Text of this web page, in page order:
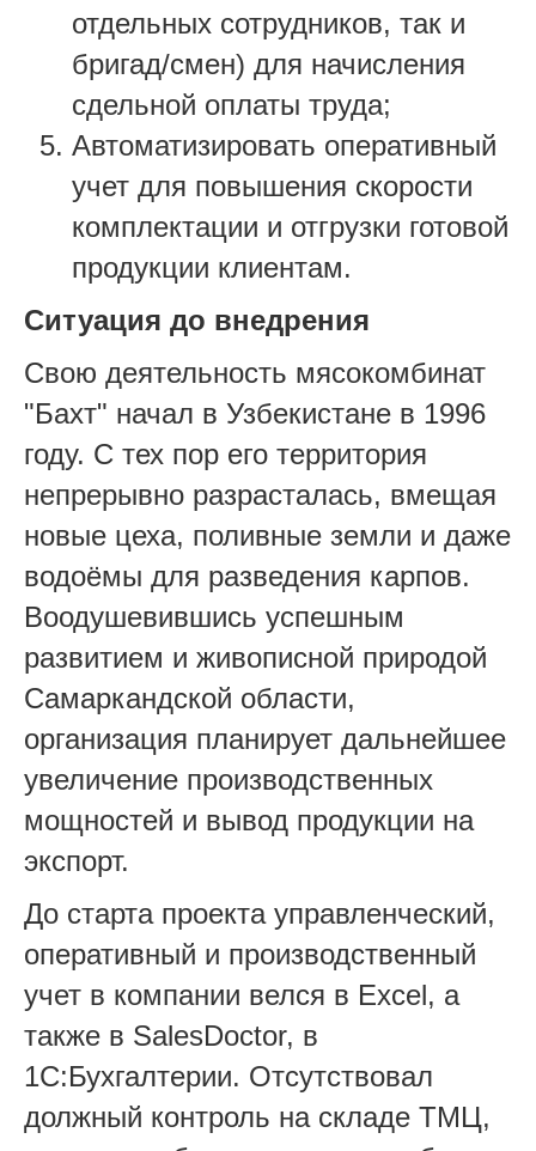
отдельных сотрудников, так и
бригад/смен) для начисления
сдельной оплаты труда;
Автоматизировать оперативный
учет для повышения скорости
комплектации и отгрузки готовой
продукции клиентам.
Ситуация до внедрения
Свою деятельность мясокомбинат
"Бахт" начал в Узбекистане в 1996
году. С тех пор его территория
непрерывно разрасталась, вмещая
новые цеха, поливные земли и даже
водоёмы для разведения карпов.
Воодушевившись успешным
развитием и живописной природой
Самаркандской области,
организация планирует дальнейшее
увеличение производственных
мощностей и вывод продукции на
экспорт.
До старта проекта управленческий,
оперативный и производственный
учет в компании велся в Excel, а
также в SalesDoctor, в
1С:Бухгалтерии. Отсутствовал
должный контроль на складе ТМЦ,